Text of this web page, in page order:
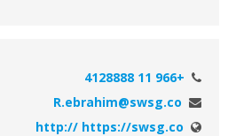
+966 11 4128888
R.ebrahim@swsg.co
http:// https://swsg.co